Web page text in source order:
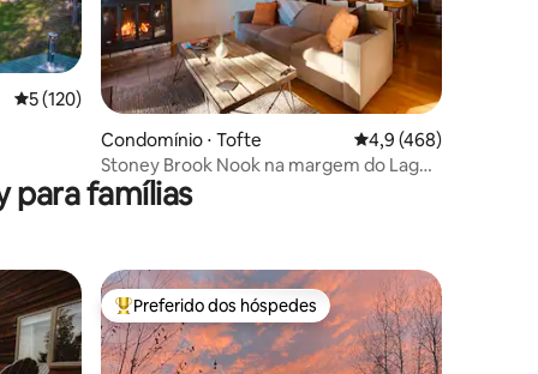
5 de uma avaliação média de 5, 120 avaliações
5 (120)
Condomínio ⋅ Tofte 4,9 de uma avaliação
4,9 (468)
Stoney Brook Nook na margem do Lago
Superior
para famílias
hóspedes Entre os melhores preferidos dos hóspedes
Preferido dos hóspedes